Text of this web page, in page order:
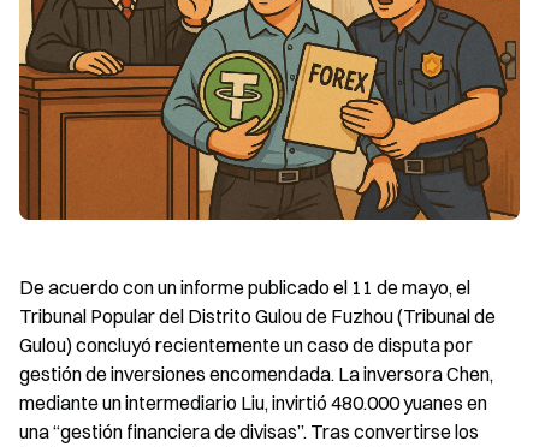
De acuerdo con un informe publicado el 11 de mayo, el
Tribunal Popular del Distrito Gulou de Fuzhou (Tribunal de
Gulou) concluyó recientemente un caso de disputa por
gestión de inversiones encomendada. La inversora Chen,
mediante un intermediario Liu, invirtió 480.000 yuanes en
una “gestión financiera de divisas”. Tras convertirse los